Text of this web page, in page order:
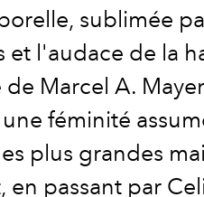
sublimée
et l'audace de la
de Marcel A.
féminité
plus grandes
en passant par